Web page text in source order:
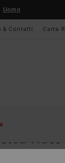
Uomo
& Contatti Carta
bikini